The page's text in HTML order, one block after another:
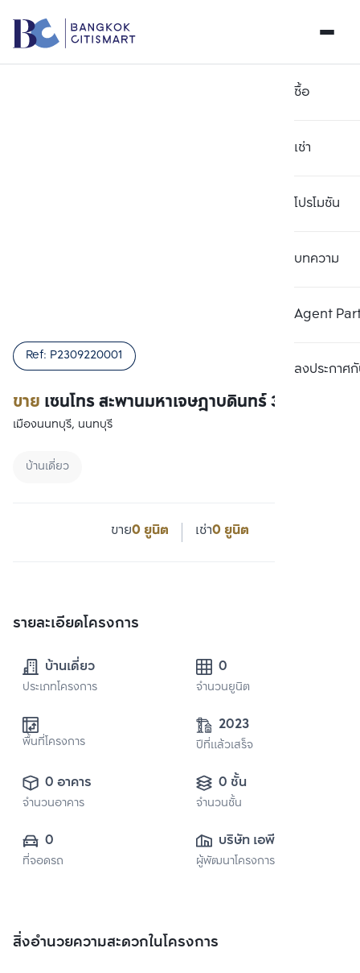
ซื้อ
เช่า
โปรโมชัน
บทความ
Agent
ลงประกาศกั
ขาย เซนโทร สะพานมหาเจษฎาบดินทร์ 3
Ref: P2309220001
เมืองนนทบุรี, นนทบุรี
บ้านเดี่ยว
ขาย0 ยูนิต เช่า0 ยูนิต
รายละเอียดโครงการ
บ้านเดี่ยว
ประเภทโครงการ
0
จำนวนยูนิต
พื้นที่โครงการ
2023
ปีที่แล้วเสร็จ
0 อาคาร
จำนวนอาคาร
0 ชั้น
จำนวนชั้น
0
ที่จอดรถ
บริษัท เอพี (ไทย
แลนด์)
ผู้พัฒนาโครงการ
สิ่งอำนวยความสะดวกในโครงการ